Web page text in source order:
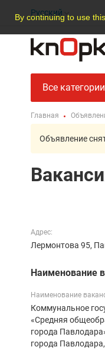
By continuing to use
Русский
Все категории
Главная
Объявление
Адрес:
Лермонтова 95,
Наименование
Наименование
Коммунальное
«Средняя
города
города